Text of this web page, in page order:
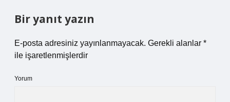
Bir yanıt yazın
E-posta adresiniz yayınlanmayacak. Gerekli alanlar *
ile işaretlenmişlerdir
Yorum